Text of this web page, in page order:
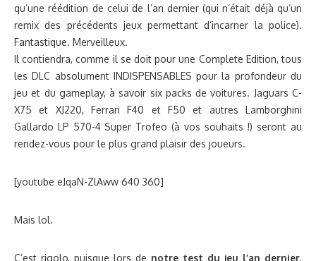
qu’une réédition de celui de l’an dernier (qui n’était déjà qu’un
remix des précédents jeux permettant d’incarner la police).
Fantastique. Merveilleux.
Il contiendra, comme il se doit pour une Complete Edition, tous
les DLC absolument INDISPENSABLES pour la profondeur du
jeu et du gameplay, à savoir six packs de voitures. Jaguars C-
X75 et XJ220, Ferrari F40 et F50 et autres Lamborghini
Gallardo LP 570-4 Super Trofeo (à vos souhaits !) seront au
rendez-vous pour le plus grand plaisir des joueurs.
[youtube eJqaN-ZlAww 640 360]
Mais lol.
C’est rigolo, puisque lors de notre test du jeu l’an dernier,